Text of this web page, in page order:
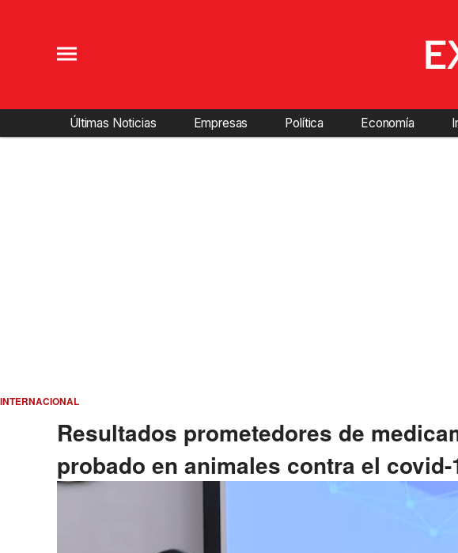
Últimas Noticias Empresas Política Economía
INTERNACIONAL
Resultados prometedores de
probado en animales contra el covid-